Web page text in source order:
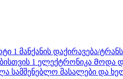
1 მანქანის დაქირავება/
1 ელექტრონიკა Მოდა
სამშენებლო მასალები და